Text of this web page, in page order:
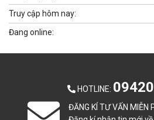
Truy cập hôm nay:
Đang online:
HOTLINE:
ĐĂNG KÍ TƯ VẤN MIỄN